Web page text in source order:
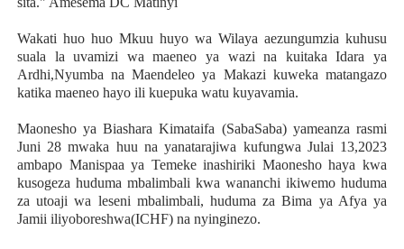
Wakati huo huo Mkuu huyo wa Wilaya aezungumzia kuhusu
suala la uvamizi wa maeneo ya wazi na kuitaka Idara ya
Ardhi,Nyumba na Maendeleo ya Makazi kuweka matangazo
katika maeneo hayo ili kuepuka watu kuyavamia.
Maonesho ya Biashara Kimataifa (SabaSaba) yameanza rasmi
Juni 28 mwaka huu na yanatarajiwa kufungwa Julai 13,2023
ambapo Manispaa ya Temeke inashiriki Maonesho haya kwa
kusogeza huduma mbalimbali kwa wananchi ikiwemo huduma
za utoaji wa leseni mbalimbali, huduma za Bima ya Afya ya
Jamii iliyoboreshwa(ICHF) na nyinginezo.